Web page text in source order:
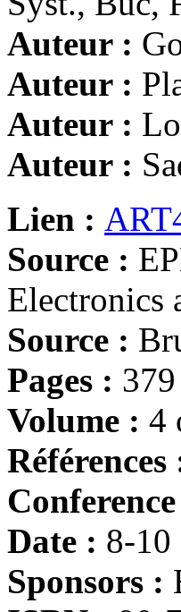
Auteur :
Auteur :
Auteur :
Auteur :
Lien :
Source :
Electronics
Source :
Pages :
Volume : 4
Références
Date : 8-10
Sponsors :